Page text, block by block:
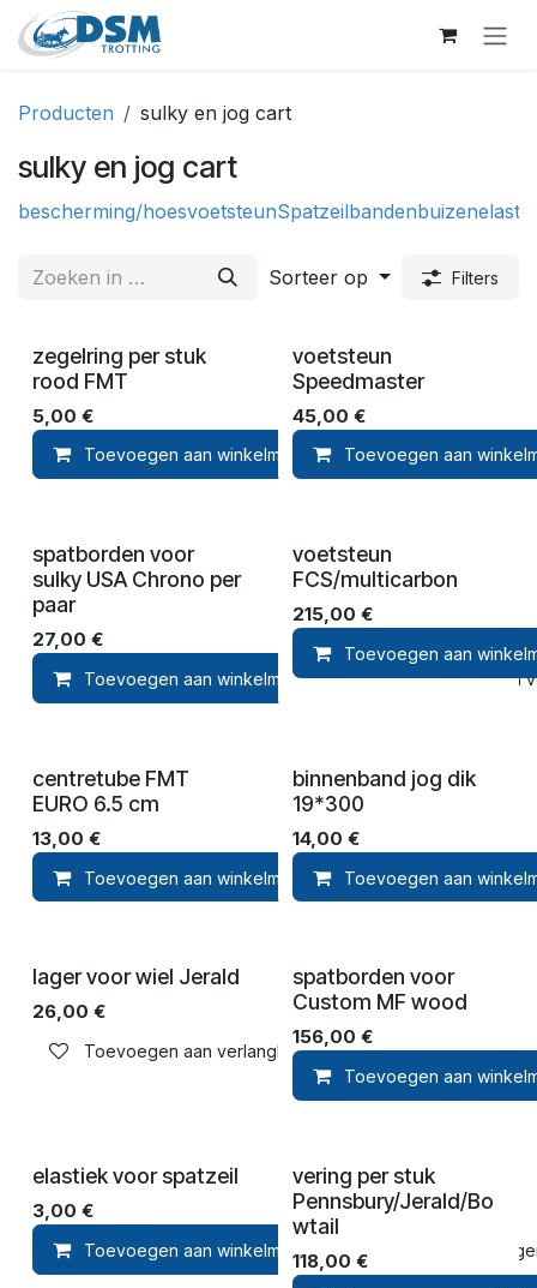
Overslaan naar inhoud
Producten sulky en jog cart
sulky en jog cart
bescherming/hoesvoetsteunSpatzeilbandenbuizen
Sorteer op Filters
zegelring per stuk
rood FMT
5,00 €
Toevoegen aan winkelmandje Toevoegen aan
voetsteun
Speedmaster
45,00 €
Toevoegen aan
spatborden voor
sulky USA Chrono per
paar
27,00 €
Toevoegen aan winkelmandje Toevoegen aan
voetsteun
FCS/multicarbon
215,00 €
Toevoegen aan
centretube FMT
EURO 6.5 cm
13,00 €
Toevoegen aan winkelmandje Toevoegen aan
binnenband jog dik
19*300
14,00 €
Toevoegen aan
lager voor wiel Jerald
26,00 €
Toevoegen aan verlanglijst
spatborden voor
Custom MF wood
156,00 €
Toevoegen aan
elastiek voor spatzeil
3,00 €
Toevoegen aan winkelmandje
vering per stuk
Pennsbury/Jerald/Bo
wtail
118,00 €